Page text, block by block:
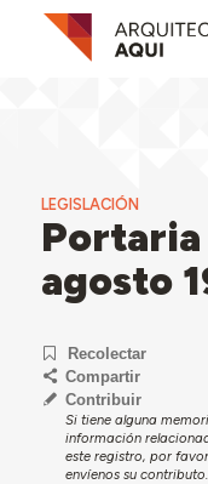
LEGISLACIÓN
Portaria
agosto
Recolectar
Compartir
Contribuir
Si tiene alguna
información
este registro, por favor
envíenos su contributo.